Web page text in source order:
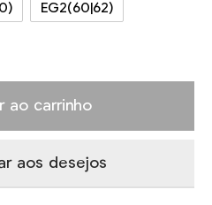
EG2(60|62)
ao carrinho
aos desejos